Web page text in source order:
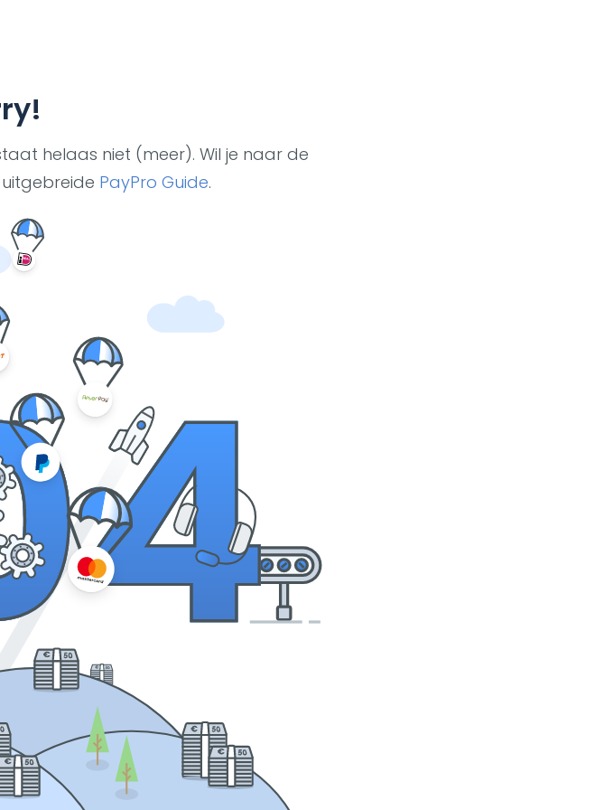
helaas niet (meer). Wil je naar de
PayPro Guide.